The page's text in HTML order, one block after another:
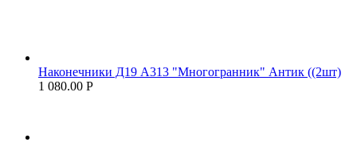
Наконечники Д19 А313 "Многогранник" Антик ((2шт)
1 080.00 Р